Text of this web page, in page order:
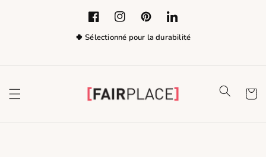
FacebookInstagramPinterestLinkedIn
🍀 Sélectionné pour la durabilité
Panier